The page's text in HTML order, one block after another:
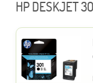
HP DESKJET